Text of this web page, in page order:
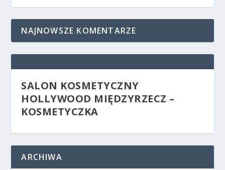
NAJNOWSZE KOMENTARZE
SALON KOSMETYCZNY
HOLLYWOOD MIĘDZYRZECZ –
KOSMETYCZKA
ARCHIWA